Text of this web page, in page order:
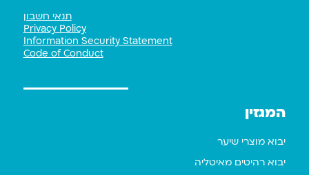
תנאי חשבון
Privacy Policy
Information Security Statement
Code of Conduct
המגזין
יבוא מוצרי שיער
יבוא רהיטים מאיטליה